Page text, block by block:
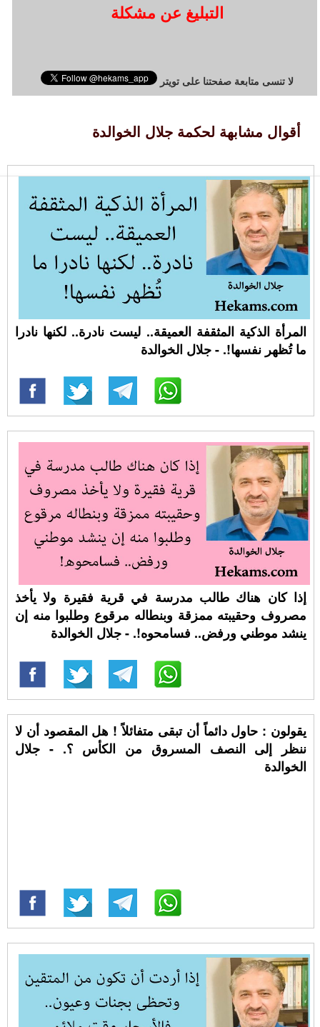
التبليغ عن مشكلة
لا تنسى متابعة صفحتنا على تويتر
أقوال مشابهة لحكمة جلال الخوالدة
المرأة الذكية المثقفة العميقة.. ليست نادرة.. لكنها نادرا
ما تُظهر نفسها!. - جلال الخوالدة
إذا كان هناك طالب مدرسة في قرية فقيرة ولا يأخذ
مصروف وحقيبته ممزقة وبنطاله مرقوع وطلبوا منه إن
ينشد موطني ورفض.. فسامحوه!. - جلال الخوالدة
يقولون : حاول دائماً أن تبقى متفائلاً ! هل المقصود أن لا
ننظر إلى النصف المسروق من الكأس ؟. - جلال
الخوالدة